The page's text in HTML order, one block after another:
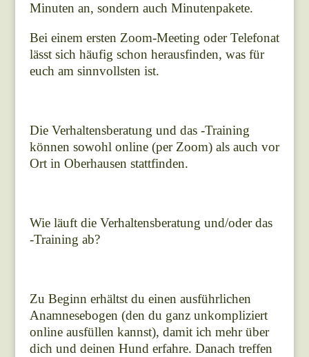
Minuten an, sondern auch Minutenpakete.
Bei einem ersten Zoom-Meeting oder Telefonat
lässt sich häufig schon herausfinden, was für
euch am sinnvollsten ist.
Die Verhaltensberatung und das -Training
können sowohl online (per Zoom) als auch vor
Ort in Oberhausen stattfinden.
Wie läuft die Verhaltensberatung und/oder das
-Training ab?
Zu Beginn erhältst du einen ausführlichen
Anamnesebogen (den du ganz unkompliziert
online ausfüllen kannst), damit ich mehr über
dich und deinen Hund erfahre. Danach treffen